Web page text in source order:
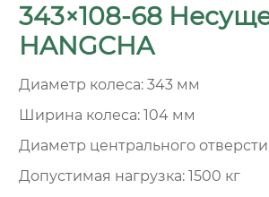
343×108-68
HANGCHA
Диаметр колеса: 343 мм
Ширина колеса: 104 мм
Диаметр центрального
Допустимая нагрузка: 1500 кг